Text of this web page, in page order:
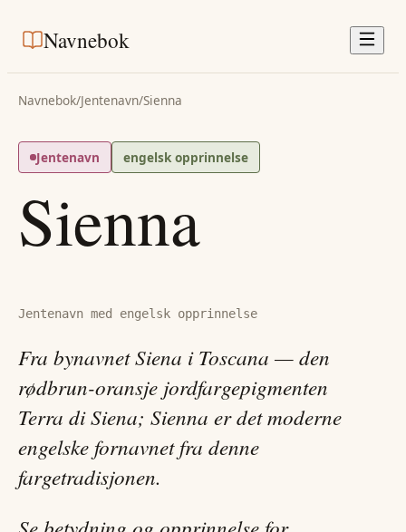
Navnebok
Navnebok/Jentenavn/Sienna
Jentenavn engelsk opprinnelse
Sienna
Jentenavn med engelsk opprinnelse
Fra bynavnet Siena i Toscana — den
rødbrun-oransje jordfargepigmenten
Terra di Siena; Sienna er det moderne
engelske fornavnet fra denne
fargetradisjonen.